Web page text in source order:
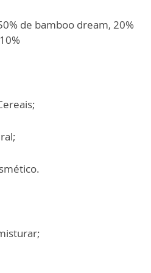
de bamboo dream, 20%